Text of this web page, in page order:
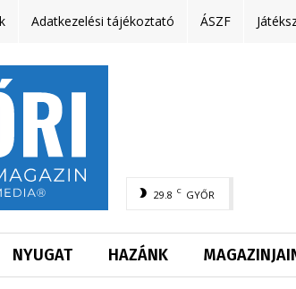
Adatkezelési tájékoztató ÁSZF
29.8 C GYŐR
NYUGAT HAZÁNK